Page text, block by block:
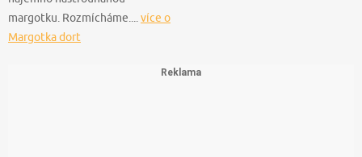
margotku. Rozmícháme.... více o
Margotka dort